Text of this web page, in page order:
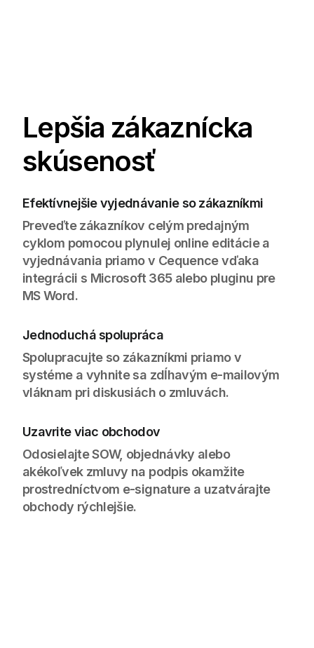
Lepšia zákaznícka
skúsenosť
Efektívnejšie vyjednávanie so zákazníkmi
Preveďte zákazníkov celým predajným
cyklom pomocou plynulej online editácie a
vyjednávania priamo v Cequence vďaka
integrácii s Microsoft 365 alebo pluginu pre
MS Word.
Jednoduchá spolupráca
Spolupracujte so zákazníkmi priamo v
systéme a vyhnite sa zdĺhavým e-mailovým
vláknam pri diskusiách o zmluvách.
Uzavrite viac obchodov
Odosielajte SOW, objednávky alebo
akékoľvek zmluvy na podpis okamžite
prostredníctvom e-signature a uzatvárajte
obchody rýchlejšie.